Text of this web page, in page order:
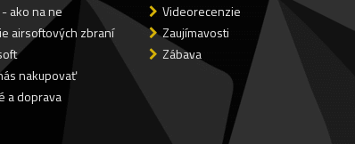
ako na ne
airsoftových zbraní
nakupovať
a doprava
Videorecenzie
Zaujímavosti
Zábava